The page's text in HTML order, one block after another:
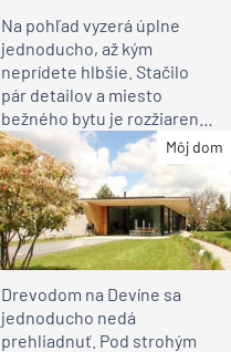
Na pohľad vyzerá úplne
jednoducho, až kým
neprídete hlbšie. Stačilo
pár detailov a miesto
bežného bytu je rozžiarené
bývanie pre rodinu
Môj dom
Drevodom na Devíne sa
jednoducho nedá
prehliadnuť. Pod strohým